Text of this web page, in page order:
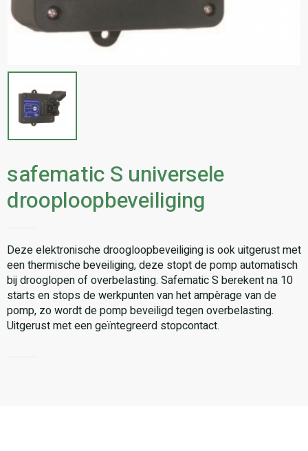
safematic S universele
drooploopbeveiliging
Deze elektronische droogloopbeveiliging is ook uitgerust met
een thermische beveiliging, deze stopt de pomp automatisch
bij drooglopen of overbelasting. Safematic S berekent na 10
starts en stops de werkpunten van het ampèrage van de
pomp, zo wordt de pomp beveiligd tegen overbelasting.
Uitgerust met een geïntegreerd stopcontact.